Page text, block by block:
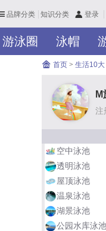
品牌分类 知识分类 登录
游泳圈 泳帽
首页 > 生活10大
注
空中泳池
透明泳池
屋顶泳池
温泉泳池
湖景泳池
公园水库泳池